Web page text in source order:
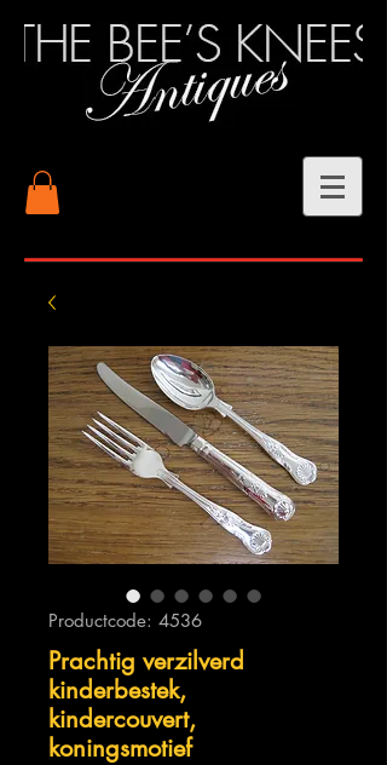
Productcode: 4536
Prachtig verzilverd
kinderbestek,
kindercouvert,
koningsmotief